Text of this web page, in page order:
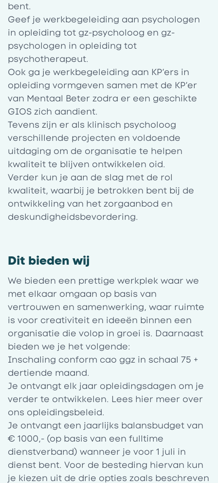
bent.
Geef je werkbegeleiding aan psychologen
in opleiding tot gz-psycholoog en gz-
psychologen in opleiding tot
psychotherapeut.
Ook ga je werkbegeleiding aan KP’ers in
opleiding vormgeven samen met de KP’er
van Mentaal Beter zodra er een geschikte
GIOS zich aandient.
Tevens zijn er als klinisch psycholoog
verschillende projecten en voldoende
uitdaging om de organisatie te helpen
kwaliteit te blijven ontwikkelen oid.
Verder kun je aan de slag met de rol
kwaliteit, waarbij je betrokken bent bij de
ontwikkeling van het zorgaanbod en
deskundigheidsbevordering.
Dit bieden wij
We bieden een prettige werkplek waar we
met elkaar omgaan op basis van
vertrouwen en samenwerking, waar ruimte
is voor creativiteit en ideeën binnen een
organisatie die volop in groei is. Daarnaast
bieden we je het volgende:
Inschaling conform cao ggz in schaal 75 +
dertiende maand.
Je ontvangt elk jaar opleidingsdagen om je
verder te ontwikkelen. Lees hier meer over
ons opleidingsbeleid.
Je ontvangt een jaarlijks balansbudget van
€ 1000,- (op basis van een fulltime
dienstverband) wanneer je voor 1 juli in
dienst bent. Voor de besteding hiervan kun
je kiezen uit de drie opties zoals beschreven